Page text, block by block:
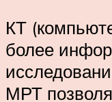
КТ
более
МРТ